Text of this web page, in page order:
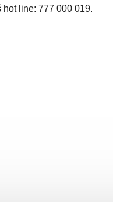
line: 777 000 019.